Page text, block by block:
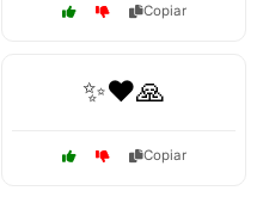
Copiar
✨❤️🙏
Copiar